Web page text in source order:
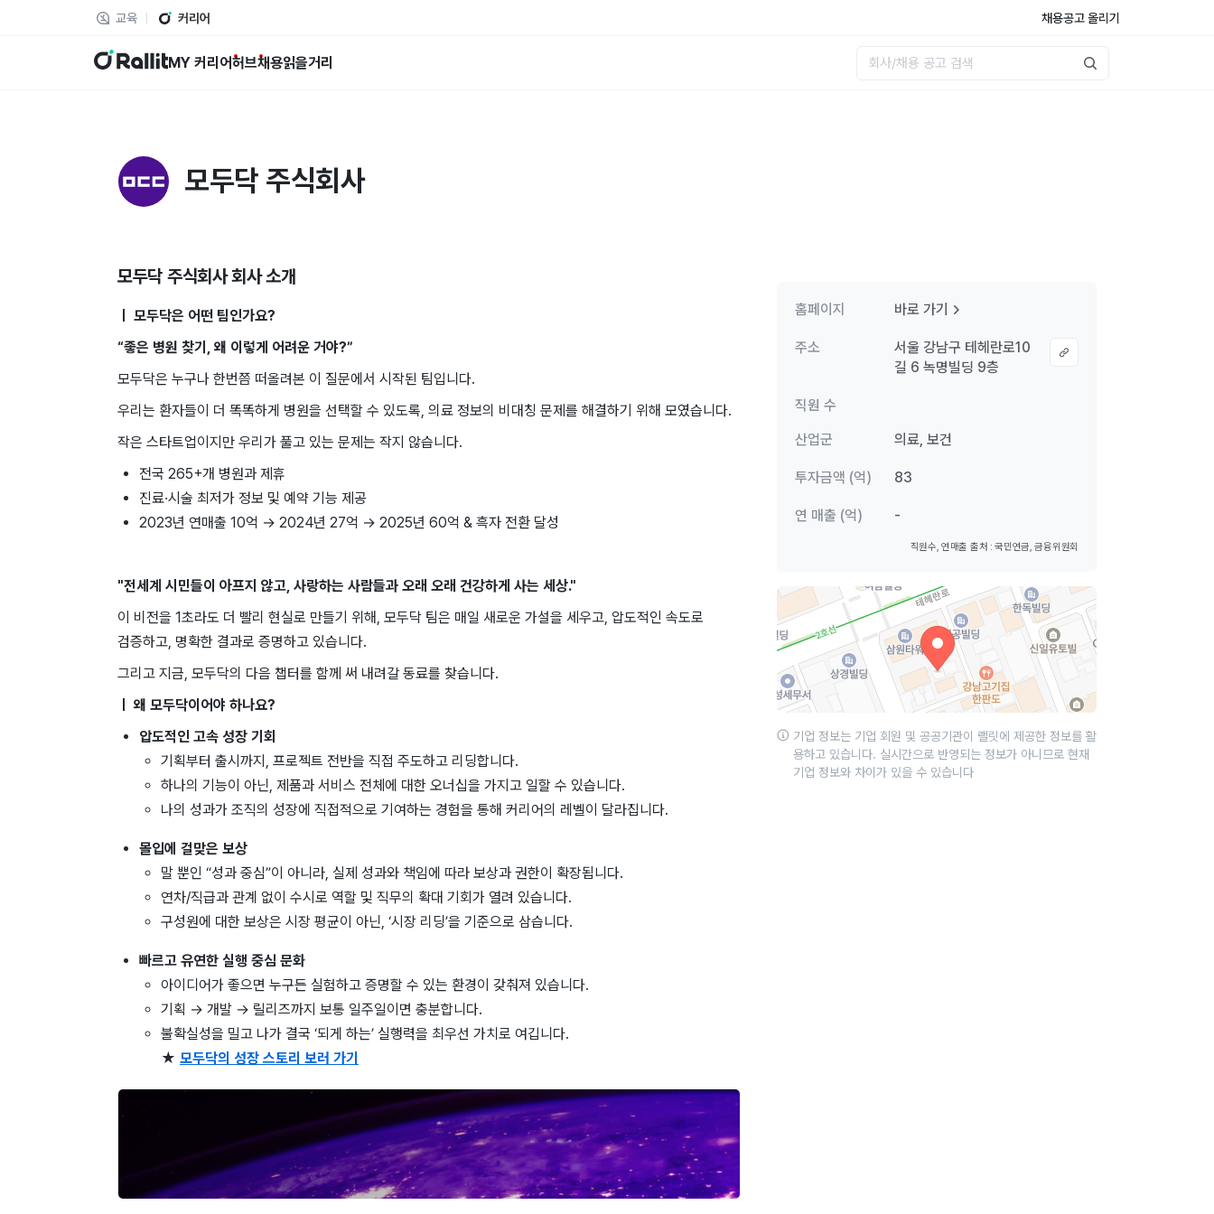
교육 커리어 채용공고 올리기
랠릿 MY 커리어허브채용읽을거리
모두닥 주식회사
모두닥 주식회사회사 소개
ㅣ 모두닥은 ​어떤 ​팀인가요?
“좋은 ​병원 찾기, ​왜 이렇게 어려운 거야?”
모두닥은 ​누구나 ​한번쯤 떠올려본 ​이 질문에서 시작된 ​팀입니다.
우리는 환자들이 ​더 ​똑똑하게 병원을 ​선택할 ​수 ​있도록, 의료 정보의 ​비대칭 ​문제를 해결하기 위해 ​모였습니다. ​
작은 ​스타트업이지만 우리가 풀고 ​있는 문제는 ​작지 ​않습니다.
전국 265+개 ​병원과 제휴
진료·시술 ​최저가 ​정보 및 예약 ​기능 제공
2023년 연매출 10억 → 2024년 27억 → 2025년 60억 & 흑자 전환 달성
"전세계 시민들이 아프지 않고, 사랑하는 사람들과 오래 오래 건강하게 사는 세상."
이 비전을 1초라도 더 빨리 현실로 만들기 위해, 모두닥 팀은 매일 새로운 가설을 세우고, 압도적인 속도로
검증하고, 명확한 결과로 증명하고 있습니다.
그리고 지금, 모두닥의 다음 챕터를 함께 써 내려갈 동료를 찾습니다.
ㅣ 왜 모두닥이어야 하나요?
압도적인 고속 성장 기회
기획부터 출시까지, 프로젝트 전반을 직접 주도하고 리딩합니다.
하나의 기능이 아닌, 제품과 서비스 전체에 대한 오너십을 가지고 일할 수 있습니다.
나의 성과가 조직의 성장에 직접적으로 기여하는 경험을 통해 커리어의 레벨이 달라집니다.
몰입에 걸맞은 보상
말 뿐인 “성과 중심”이 아니라, 실제 성과와 책임에 따라 보상과 권한이 확장됩니다.
연차/직급과 관계 없이 수시로 역할 및 직무의 확대 기회가 열려 있습니다.
구성원에 대한 보상은 시장 평균이 아닌, ‘시장 리딩’을 기준으로 삼습니다.
빠르고 유연한 실행 중심 문화
아이디어가 좋으면 누구든 실험하고 증명할 수 있는 환경이 갖춰져 있습니다.
기획 → 개발 → 릴리즈까지 보통 일주일이면 충분합니다.
불확실성을 밀고 나가 결국 ‘되게 하는’ 실행력을 최우선 가치로 여깁니다.
★ 모두닥의 성장 스토리 보러 가기
홈페이지 바로 가기
주소
서울 강남구 테헤란로10
길 6 녹명빌딩 9층
직원 수
산업군
의료, 보건
투자금액 (억) 83
연 매출 (억) -
직원수, 연매출 출처 : 국민연금, 금융위원회
기업 정보는 기업 회원 및 공공기관이 랠릿에 제공한 정보를 활
용하고 있습니다. 실시간으로 반영되는 정보가 아니므로 현재
기업 정보와 차이가 있을 수 있습니다